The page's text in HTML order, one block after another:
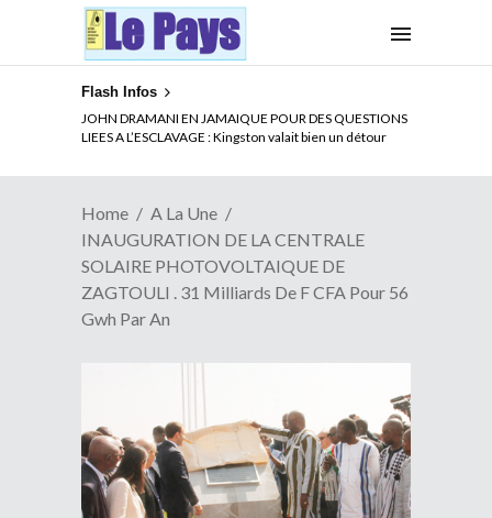
Flash Infos
ELECTION DE TALON A LA TETE DU SENAT BENINOIS :
Quand Patrice quitte le pouvoir sans partir !
Home
A La Une
INAUGURATION DE LA CENTRALE
SOLAIRE PHOTOVOLTAIQUE DE
ZAGTOULI . 31 Milliards De F CFA Pour 56
Gwh Par An